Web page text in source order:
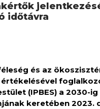
időtávra
és az
(IPBES) a 2030-ig
keretében 2023.